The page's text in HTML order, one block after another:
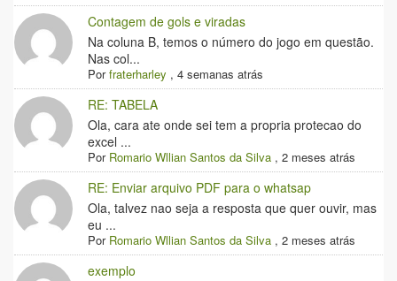
Contagem de gols e viradas
Na coluna B, temos o número do jogo em questão.
Nas col...
Porfraterharley ,4 semanas atrás
RE: TABELA
Ola, cara ate onde sei tem a propria protecao do
excel ...
Por Romario Wllian Santos da Silva ,2 meses atrás
RE: Enviar arquivo PDF para o whatsap
Ola, talvez nao seja a resposta que quer ouvir, mas
eu ...
Por Romario Wllian Santos da Silva ,2 meses atrás
exemplo